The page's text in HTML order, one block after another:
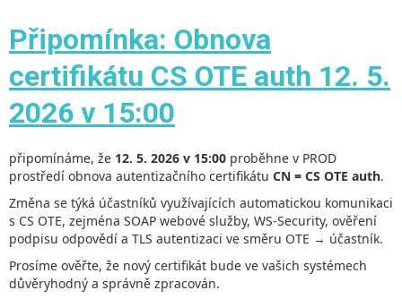
Připomínka: Obnova
certifikátu CS OTE auth 12. 5.
2026 v 15:00
připomínáme, že 12. 5. 2026 v 15:00 proběhne v PROD
prostředí obnova autentizačního certifikátu CN = CS OTE auth.
Změna se týká účastníků využívajících automatickou komunikaci
s CS OTE, zejména SOAP webové služby, WS-Security, ověření
podpisu odpovědí a TLS autentizaci ve směru OTE → účastník.
Prosíme ověřte, že nový certifikát bude ve vašich systémech
důvěryhodný a správně zpracován.